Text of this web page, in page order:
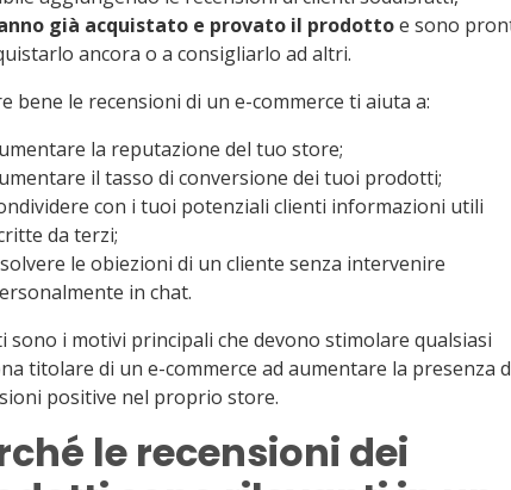
già acquistato e provato il prodottoe sono
ancora o a consigliarlo ad altri.
bene le recensioni di un e-commerce ti aiuta a:
la reputazione del tuo store;
il tasso di conversione dei tuoi prodotti;
con i tuoi potenziali clienti informazioni utili
da terzi;
le obiezioni di un cliente senza intervenire
in chat.
sono i motivi principali che devono stimolare qualsiasi
titolare di un e-commerce ad aumentare la presenza
positive nel proprio store.
le recensioni dei